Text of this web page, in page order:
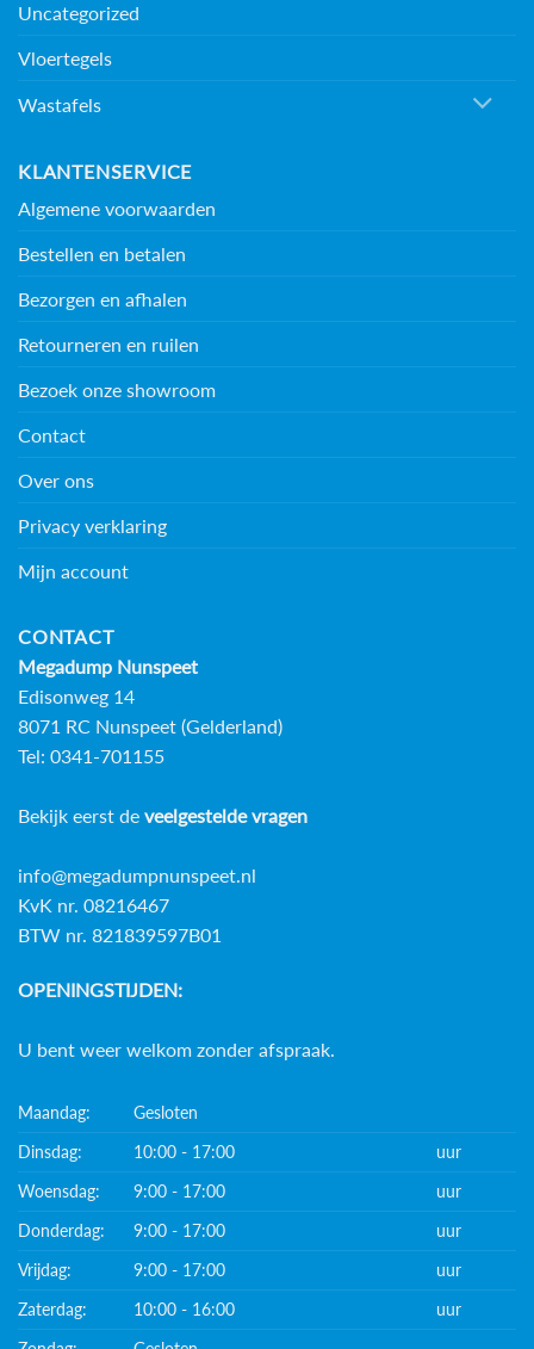
Uncategorized
Vloertegels
Wastafels
KLANTENSERVICE
Algemene voorwaarden
Bestellen en betalen
Bezorgen en afhalen
Retourneren en ruilen
Bezoek onze showroom
Contact
Over ons
Privacy verklaring
Mijn account
CONTACT
Megadump Nunspeet
Edisonweg 14
8071 RC Nunspeet (Gelderland)
Tel: 0341-701155
Bekijk eerst de veelgestelde vragen
info@megadumpnunspeet.nl
KvK nr. 08216467
BTW nr. 821839597B01
OPENINGSTIJDEN:
U bent weer welkom zonder afspraak.
Maandag:
Gesloten
Dinsdag:
10:00 - 17:00
uur
Woensdag:
9:00 - 17:00
uur
Donderdag:
9:00 - 17:00
uur
Vrijdag:
9:00 - 17:00
uur
Zaterdag:
10:00 - 16:00
uur